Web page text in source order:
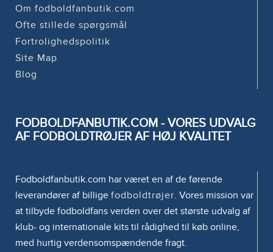
Om fodboldfanbutik.com
Ofte stillede spørgsmål
Fortrolighedspolitik
Site Map
Blog
FODBOLDFANBUTIK.COM - VORES UDVALG
AF FODBOLDTRØJER AF HØJ KVALITET
Fodboldfanbutik.com har været en af de førende
leverandører af billige fodboldtrøjer. Vores mission var
at tilbyde fodboldfans verden over det største udvalg af
klub- og internationale kits til rådighed til køb online,
med hurtig verdensomspændende fragt.